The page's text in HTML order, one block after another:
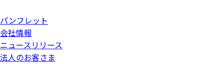
パンフレット
会社情報
ニュースリリース
法人のお客さま